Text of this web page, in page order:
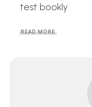
test bookly
READ MORE